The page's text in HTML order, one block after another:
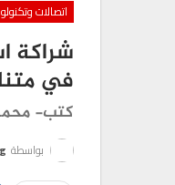
اتصالات
شراكة
في
كتب-
بواسطة